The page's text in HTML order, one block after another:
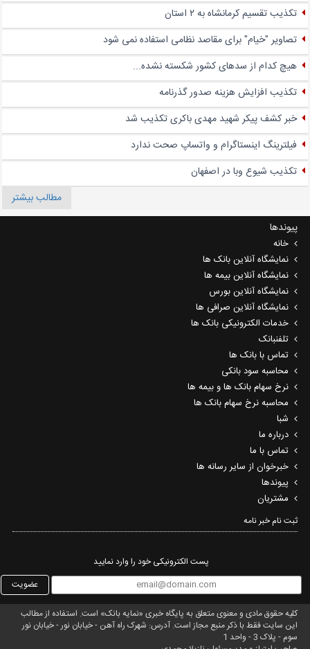
تکذیب تقسیم کرمانشاه به ۲ استان
تصاویر "خیام" برای مقاصد نظامی استفاده نمی شود
هیچ کدام از سدهای کشور شکسته نشده...
تکذیب افزایش هزینه صدور گذرنامه
خبر کشف پیکر شهید مهدی باکری تکذیب شد
فیلترینگ اینستاگرام و واتساپ صحت ندارد
تکذیب شیوع وبا در اصفهان
مطالب بیشتر
پیوندها
خانه
نمایشگاه آنلاین بانک ها
نمایشگاه آنلاین بیمه ها
نمایشگاه آنلاین بورس
نمایشگاه آنلاین صرافی ها
خدمات الکترونیکی بانک ها
تلفنبانک
تماس با بانک ها
محاسبه سود بانکی
نرخ سهام بانک ها و بیمه ها
محاسبه نرخ سهام بانک ها
شبا
درباره ما
تماس با ما
خبرخوان از سایر رسانه ها
پیوندها
مشتریان
ثبت نام خبر نامه‌
پست الکترونیکی خود را وارد نمایید
عضویت
کلیه حقوق مادی و معنوی متعلق به پایگاه خبری «نمایه بانک» است. استفاده از مطالب
این سایت فقط با ذکر منبع مجاز است. آدرس: شهرک راه آهن - خیابان نور - خیابان نور
سوم - پلاک 3 - واحد 1